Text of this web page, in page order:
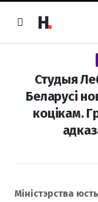
Студыя
Беларусі
коцікам.
Міністэрства